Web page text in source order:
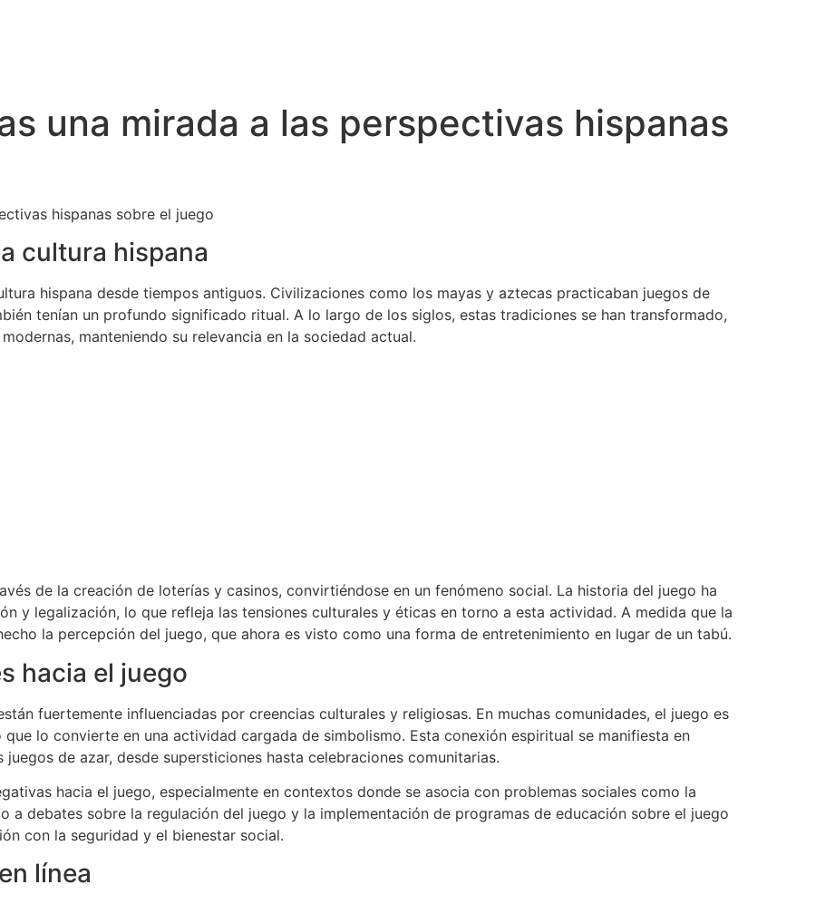
una mirada a las perspectivas hispanas
hispanas sobre el juego
cultura hispana
hispana desde tiempos antiguos. Civilizaciones como los mayas y aztecas practicaban juegos de
tenían un profundo significado ritual. A lo largo de los siglos, estas tradiciones se han transformado,
manteniendo su relevancia en la sociedad actual.
de la creación de loterías y casinos, convirtiéndose en un fenómeno social. La historia del juego ha
y legalización, lo que refleja las tensiones culturales y éticas en torno a esta actividad. A medida que la
la percepción del juego, que ahora es visto como una forma de entretenimiento en lugar de un tabú.
hacia el juego
fuertemente influenciadas por creencias culturales y religiosas. En muchas comunidades, el juego es
lo convierte en una actividad cargada de simbolismo. Esta conexión espiritual se manifiesta en
de azar, desde supersticiones hasta celebraciones comunitarias.
hacia el juego, especialmente en contextos donde se asocia con problemas sociales como la
a debates sobre la regulación del juego y la implementación de programas de educación sobre el juego
con la seguridad y el bienestar social.
línea